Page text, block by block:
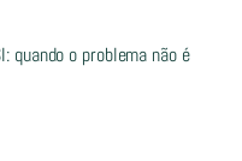
quando o problema não é